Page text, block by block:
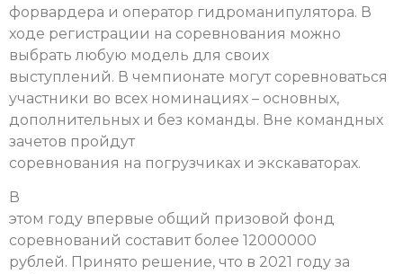
форвардера и оператор гидроманипулятора. В
ходе регистрации на соревнования можно
выбрать любую модель для своих
выступлений. В чемпионате могут соревноваться
участники во всех номинациях – основных,
дополнительных и без команды. Вне командных
зачетов пройдут
соревнования на погрузчиках и экскаваторах.
В
этом году впервые общий призовой фонд
соревнований составит более 12000000
рублей. Принято решение, что в 2021 году за